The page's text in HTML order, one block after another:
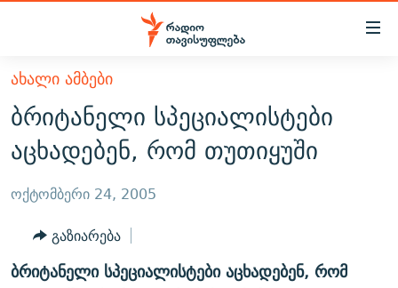
Accessibility
მთავარ
შინაარსზე
დაბრუნება
მთავარ
დაბრუნება
ძიებაზე
დაბრუნება
ᲐᲮᲐᲚᲘ ᲐᲛᲑᲔᲑᲘ
ᲗᲔᲛᲔᲑᲘ
ᲞᲝᲚᲘᲢᲘᲙᲐ
ᲔᲙᲝᲜᲝᲛᲘᲙᲐ
ᲡᲐᲖᲝᲒᲐᲓᲝᲔᲑᲐ
ᲕᲘᲓᲔᲝ
ᲑᲚᲝᲒᲔᲑᲘ
ᲞᲝᲓᲙᲐᲡᲢᲔᲑᲘ
ᲐᲮᲐᲚᲘ ᲐᲛᲑᲔᲑᲘ
ბრიტანელი სპეციალისტები
აცხადებენ, რომ თუთიყუში
ოქტომბერი 24, 2005
გაზიარება
ბრიტანელი სპეციალისტები აცხადებენ, რომ